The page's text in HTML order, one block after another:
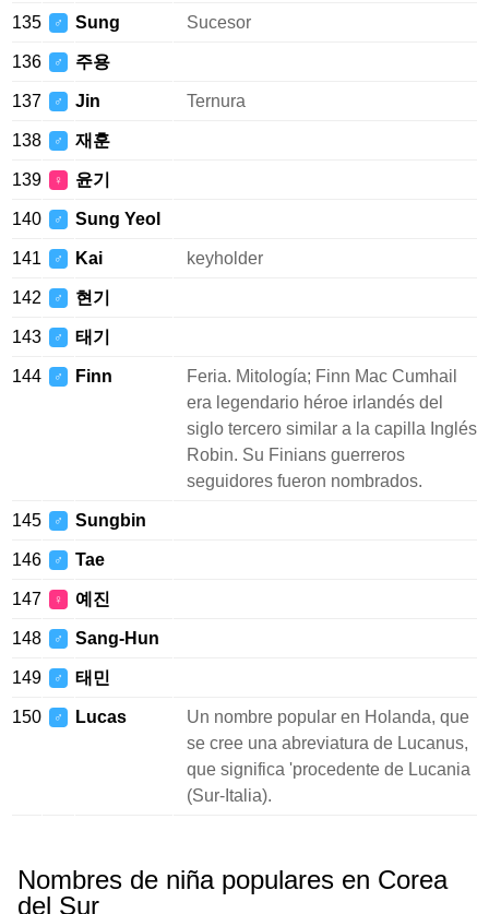
135 ♂ Sung Sucesor
136 ♂ 주용
137 ♂ Jin Ternura
138 ♂ 재훈
139 ♀ 윤기
140 ♂ Sung Yeol
141 ♂ Kai keyholder
142 ♂ 현기
143 ♂ 태기
144 ♂ Finn
Feria. Mitología; Finn Mac Cumhail
era legendario héroe irlandés del
siglo tercero similar a la capilla Inglés
Robin. Su Finians guerreros
seguidores fueron nombrados.
145 ♂ Sungbin
146 ♂ Tae
147 ♀ 예진
148 ♂ Sang-Hun
149 ♂ 태민
150 ♂ Lucas
Un nombre popular en Holanda, que
se cree una abreviatura de Lucanus,
que significa 'procedente de Lucania
(Sur-Italia).
Nombres de niña populares en Corea
del Sur